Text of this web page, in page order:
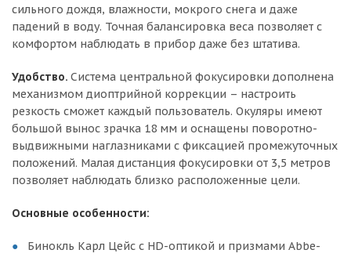
сильного дождя, влажности, мокрого снега и даже
падений в воду. Точная балансировка веса позволяет с
комфортом наблюдать в прибор даже без штатива.
Удобство. Система центральной фокусировки дополнена
механизмом диоптрийной коррекции – настроить
резкость сможет каждый пользователь. Окуляры имеют
большой вынос зрачка 18 мм и оснащены поворотно-
выдвижными наглазниками с фиксацией промежуточных
положений. Малая дистанция фокусировки от 3,5 метров
позволяет наблюдать близко расположенные цели.
Основные особенности:
Бинокль Карл Цейс с HD-оптикой и призмами Abbe-